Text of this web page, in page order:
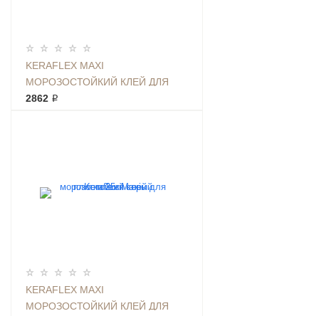
KERAFLEX MAXI
МОРОЗОСТОЙКИЙ КЛЕЙ ДЛЯ
ПЛИТКИ 25КГ БЕЛЫЙ
2862 ₽
KERAFLEX MAXI
МОРОЗОСТОЙКИЙ КЛЕЙ ДЛЯ